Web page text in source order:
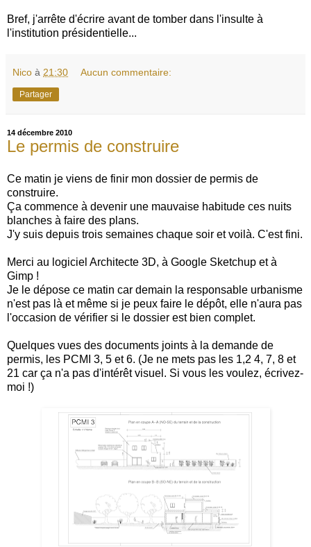
Bref, j'arrête d'écrire avant de tomber dans l'insulte à
l'institution présidentielle...
Nico à 21:30 Aucun commentaire:
Partager
14 décembre 2010
Le permis de construire
Ce matin je viens de finir mon dossier de permis de
construire.
Ça commence à devenir une mauvaise habitude ces nuits
blanches à faire des plans.
J'y suis depuis trois semaines chaque soir et voilà. C'est fini.
Merci au logiciel Architecte 3D, à Google Sketchup et à
Gimp !
Je le dépose ce matin car demain la responsable urbanisme
n'est pas là et même si je peux faire le dépôt, elle n'aura pas
l'occasion de vérifier si le dossier est bien complet.
Quelques vues des documents joints à la demande de
permis, les PCMI 3, 5 et 6. (Je ne mets pas les 1,2 4, 7, 8 et
21 car ça n'a pas d'intérêt visuel. Si vous les voulez, écrivez-
moi !)